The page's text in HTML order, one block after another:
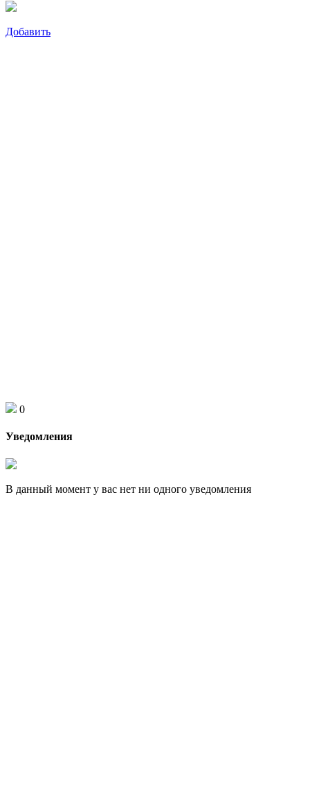
Добавить
0
Уведомления
В данный момент у вас нет ни одного уведомления